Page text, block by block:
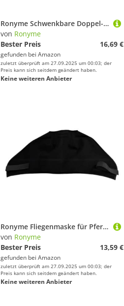
Ronyme Schwenkbare Doppel-Flaschenzug-Set für Heim-Fitnessstudio, für Männer, Frauen und Erwachsene, Krafttraining, Flaschenzüge, Zubehör, Befestigung, Flaschenzugbrett
von Ronyme
Bester Preis
16,69 €
gefunden bei Amazon
zuletzt überprüft am 27.09.2025 um 00:03; der
Preis kann sich seitdem geändert haben.
Keine weiteren Anbieter
Ronyme Fliegenmaske für Pferde ohne Ohren, Gesichtsschutz, Schutzschild, Augenmaske, atmungsaktiv, Sonnenschutz, Fliegenschleier für den Reitsommer, Schwarz
von Ronyme
Bester Preis
13,59 €
gefunden bei Amazon
zuletzt überprüft am 27.09.2025 um 00:03; der
Preis kann sich seitdem geändert haben.
Keine weiteren Anbieter